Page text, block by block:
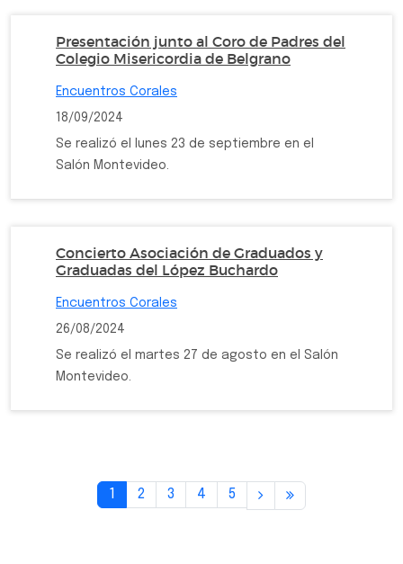
Presentación junto al Coro de Padres del
Colegio Misericordia de Belgrano
Encuentros Corales
18/09/2024
Se realizó el lunes 23 de septiembre en el
Salón Montevideo.
Concierto Asociación de Graduados y
Graduadas del López Buchardo
Encuentros Corales
26/08/2024
Se realizó el martes 27 de agosto en el Salón
Montevideo.
1 2 3 4 5